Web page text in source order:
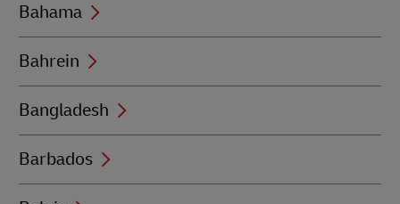
Bahama
Bahrein
Bangladesh
Barbados